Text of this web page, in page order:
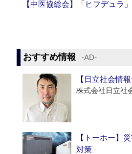
【中医協総会】「ヒフデュラ
おすすめ情報 ‐AD‐
【日立社会情
株式会社日立社
【トーホー】
対策